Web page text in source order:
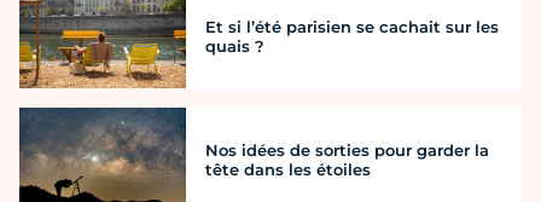
Et si l’été parisien se cachait sur les
quais ?
Nos idées de sorties pour garder la
tête dans les étoiles